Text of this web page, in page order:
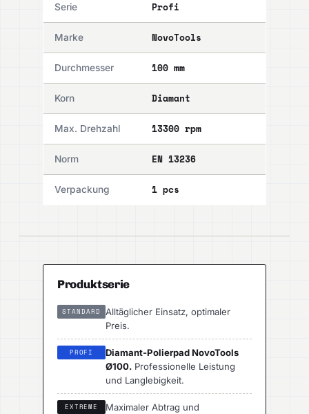
Serie Profi
Marke NovoTools
Durchmesser 100 mm
Korn Diamant
Max. Drehzahl 13300 rpm
Norm EN 13236
Verpackung 1 pcs
Produktserie
STANDARD
Alltäglicher Einsatz, optimaler
Preis.
PROFI
Diamant-Polierpad NovoTools
Ø100. Professionelle Leistung
und Langlebigkeit.
EXTREME
Maximaler Abtrag und